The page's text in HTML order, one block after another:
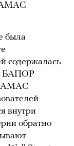
была
содержалась
БАПОР
ХАМАС
внутри
обратно